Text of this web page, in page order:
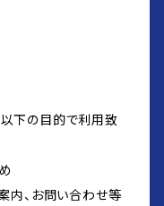
以下の目的で利用致
内、お問い合わせ等